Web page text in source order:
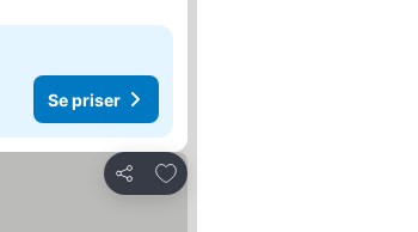
Se priser
Del
Føj til favoritter